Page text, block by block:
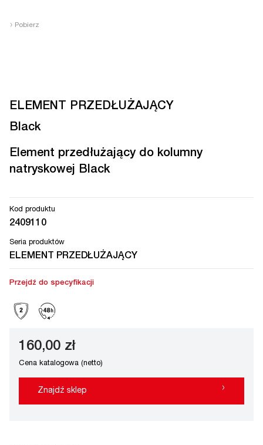
› Pobierz
ELEMENT PRZEDŁUŻAJĄCY
Black
Element przedłużający do kolumny
natryskowej Black
Kod produktu
2409110
Seria produktów
ELEMENT PRZEDŁUŻAJĄCY
Przejdź do specyfikacji
160,00 zł
Cena katalogowa (netto)
Znajdź sklep ›